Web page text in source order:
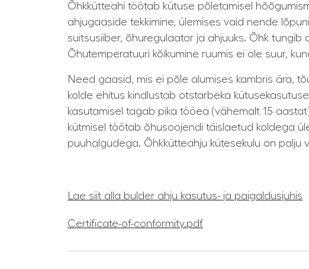
Õhkkütteahi töötab kütuse põletamisel
ahjugaaside tekkimine, ülemises vaid nende
suitsusiiber, õhuregulaator ja ahjuuks. Õhk
Õhutemperatuuri kõikumine ruumis ei ole suur,
Need gaasid, mis ei põle alumises kambris ära,
kolde ehitus kindlustab otstarbeka
kasutamisel tagab pika tööea (vähemalt 15
kütmisel töötab õhusoojendi täislaetud koldega
puuhalgudega. Õhkkütteahju kütesekulu on palju
Lae siit alla bulder ahju kasutus- ja paigaldusjuhis
Certificate-of-conformity.pdf